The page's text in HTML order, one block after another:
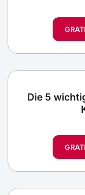
Die 5